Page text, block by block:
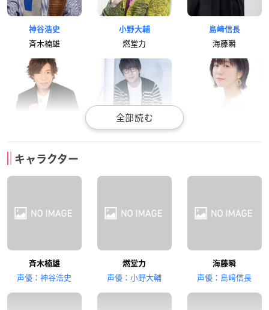
神谷浩史
斉木楠雄
小野大輔
燃堂力
島﨑信長
海藤瞬
灰呂杵志
田村ゆかり
夢原知予
内田真礼
目良千里
細谷佳正
窪谷須亜蓮
キャラクター
斉木楠雄
声優：神谷浩史
燃堂力
声優：小野大輔
海藤瞬
声優：島﨑信長